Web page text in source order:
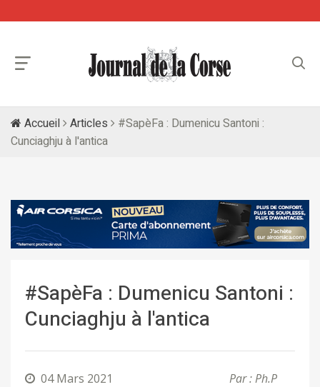
Accueil Articles
#SapèFa : Dumenicu Santoni :
Cunciaghju à l'antica
#SapèFa : Dumenicu Santoni :
Cunciaghju à l'antica
04 Mars 2021
Par : Ph.P